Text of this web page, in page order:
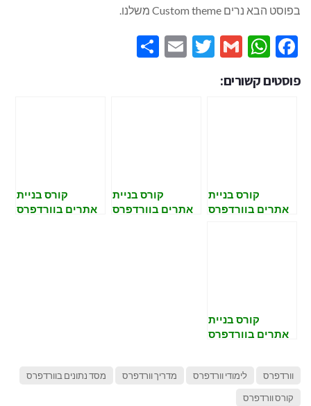
בפוסט הבא נרים Custom theme משלנו.
Facebook
WhatsApp
Gmail
Twitter
Email
פוסטים קשורים:
קורס בניית
אתרים בוורדפרס
קורס בניית
אתרים בוורדפרס
קורס בניית
אתרים בוורדפרס
קורס בניית
אתרים בוורדפרס
וורדפרס לימודי וורדפרס מדריך וורדפרס
מסד נתונים בוורדפרס
קורס וורדפרס